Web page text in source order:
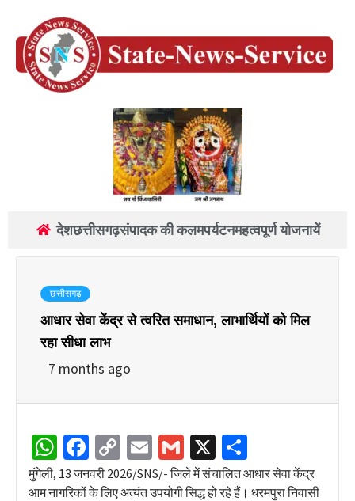
देशछत्तीसगढ़संपादक की कलमपर्यटनमहत्वपूर्ण योजनायें
छत्तीसगढ़
आधार सेवा केंद्र से त्वरित समाधान, लाभार्थियों को मिल
रहा सीधा लाभ
7 months ago
WhatsApp
Facebook
Copy
Link
EmailGmail
X
मुंगेली, 13 जनवरी 2026/SNS/- जिले में संचालित आधार सेवा केंद्र
आम नागरिकों के लिए अत्यंत उपयोगी सिद्ध हो रहे हैं। धरमपुरा निवासी